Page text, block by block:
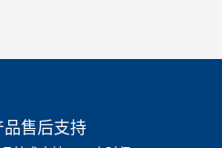
品售后支持